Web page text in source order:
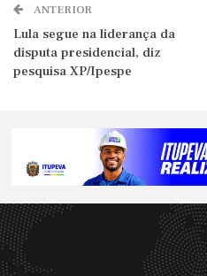
ANTERIOR
Lula segue na liderança da
disputa presidencial, diz
pesquisa XP/Ipespe